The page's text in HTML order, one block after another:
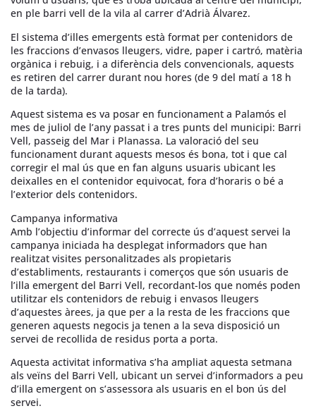
en ple barri vell de la vila al carrer d’Adrià Álvarez.
El sistema d’illes emergents està format per contenidors de
les fraccions d’envasos lleugers, vidre, paper i cartró, matèria
orgànica i rebuig, i a diferència dels convencionals, aquests
es retiren del carrer durant nou hores (de 9 del matí a 18 h
de la tarda).
Aquest sistema es va posar en funcionament a Palamós el
mes de juliol de l’any passat i a tres punts del municipi: Barri
Vell, passeig del Mar i Planassa. La valoració del seu
funcionament durant aquests mesos és bona, tot i que cal
corregir el mal ús que en fan alguns usuaris ubicant les
deixalles en el contenidor equivocat, fora d’horaris o bé a
l’exterior dels contenidors.
Campanya informativa
Amb l’objectiu d’informar del correcte ús d’aquest servei la
campanya iniciada ha desplegat informadors que han
realitzat visites personalitzades als propietaris
d’establiments, restaurants i comerços que són usuaris de
l’illa emergent del Barri Vell, recordant-los que només poden
utilitzar els contenidors de rebuig i envasos lleugers
d’aquestes àrees, ja que per a la resta de les fraccions que
generen aquests negocis ja tenen a la seva disposició un
servei de recollida de residus porta a porta.
Aquesta activitat informativa s’ha ampliat aquesta setmana
als veïns del Barri Vell, ubicant un servei d’informadors a peu
d’illa emergent on s’assessora als usuaris en el bon ús del
servei.